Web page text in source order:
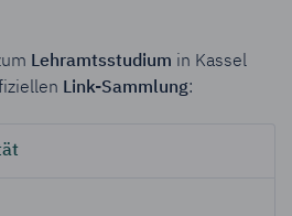
Lehramtsstudium in Kassel
Link-Sammlung: